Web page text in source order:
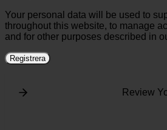
Your personal data will be used to
throughout this website, to manage
and for other purposes described in
Registrera
Review